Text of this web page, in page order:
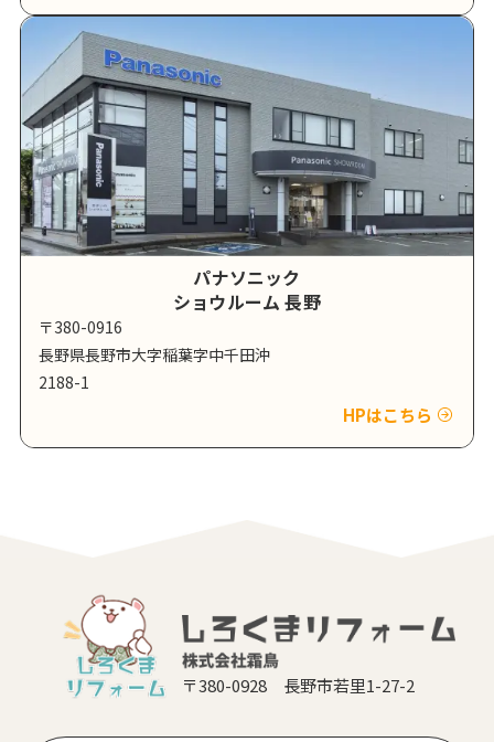
パナソニック
ショウルーム 長野
〒380-0916
長野県長野市大字稲葉字中千田沖
2188-1
HPはこちら
〒380-0928 長野市若里1-27-2